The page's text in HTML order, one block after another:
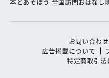
本とあそぼう 全国訪問おはなし
お問い合わせ
広告掲載について
特定商取引